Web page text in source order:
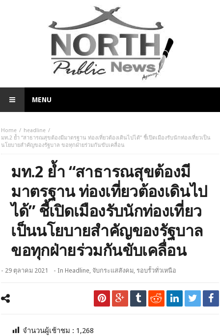
MENU
Home
headline
มท.2 ย้ำ “สาธารณสุขต้องมีมาตรฐาน ท่องเที่ยวต้องเดินไปได้” ชี้เปิดเมืองรับนักท่องเที่ยวเป็น
นโยบายสำคัญของรัฐบาล ขอทุกฝ่ายร่วมกันขับเคลื่อน
มท.2 ย้ำ “สาธารณสุขต้องมี
มาตรฐาน ท่องเที่ยวต้องเดินไป
ได้” ชี้เปิดเมืองรับนักท่องเที่ยว
เป็นนโยบายสำคัญของรัฐบาล
ขอทุกฝ่ายร่วมกันขับเคลื่อน
- 29 ตุลาคม 2021 - InHeadline, จับกระแสสังคม, รอบรั้วทั่วเหนือ
จำนวนผู้เช้าชม : 1,268